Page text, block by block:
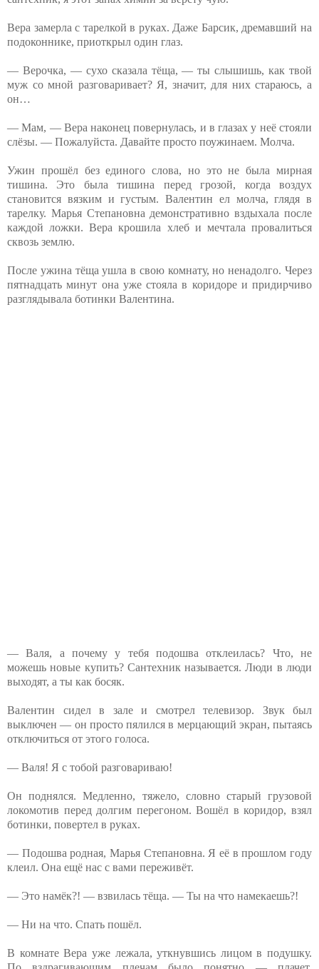
Вера замерла с тарелкой в руках. Даже Барсик, дремавший на
подоконнике, приоткрыл один глаз.
— Верочка, — сухо сказала тёща, — ты слышишь, как твой
муж со мной разговаривает? Я, значит, для них стараюсь, а
он…
— Мам, — Вера наконец повернулась, и в глазах у неё стояли
слёзы. — Пожалуйста. Давайте просто поужинаем. Молча.
Ужин прошёл без единого слова, но это не была мирная
тишина. Это была тишина перед грозой, когда воздух
становится вязким и густым. Валентин ел молча, глядя в
тарелку. Марья Степановна демонстративно вздыхала после
каждой ложки. Вера крошила хлеб и мечтала провалиться
сквозь землю.
После ужина тёща ушла в свою комнату, но ненадолго. Через
пятнадцать минут она уже стояла в коридоре и придирчиво
разглядывала ботинки Валентина.
— Валя, а почему у тебя подошва отклеилась? Что, не
можешь новые купить? Сантехник называется. Люди в люди
выходят, а ты как босяк.
Валентин сидел в зале и смотрел телевизор. Звук был
выключен — он просто пялился в мерцающий экран, пытаясь
отключиться от этого голоса.
— Валя! Я с тобой разговариваю!
Он поднялся. Медленно, тяжело, словно старый грузовой
локомотив перед долгим перегоном. Вошёл в коридор, взял
ботинки, повертел в руках.
— Подошва родная, Марья Степановна. Я её в прошлом году
клеил. Она ещё нас с вами переживёт.
— Это намёк?! — взвилась тёща. — Ты на что намекаешь?!
— Ни на что. Спать пошёл.
В комнате Вера уже лежала, уткнувшись лицом в подушку.